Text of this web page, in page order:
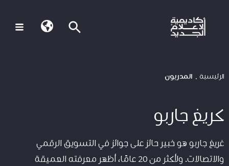
الرئيسية المدربون
كريغ جاربو
غريغ جاربو هو خبير حائز على جوائز في التسويق الرقمي
والاتصالات. ولأكثر من 20 عامًا، أظهر معرفته العميقة